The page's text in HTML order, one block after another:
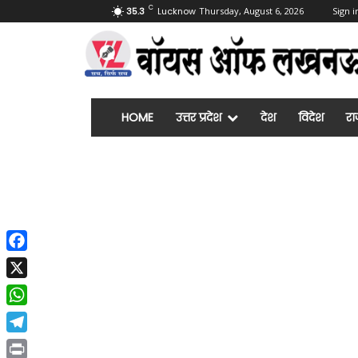
35.3 C Lucknow Thursday, August 6, 2026 Sign
HOME उत्तर प्रदेश देश विदेश
Facebook
X
WhatsApp
Telegram